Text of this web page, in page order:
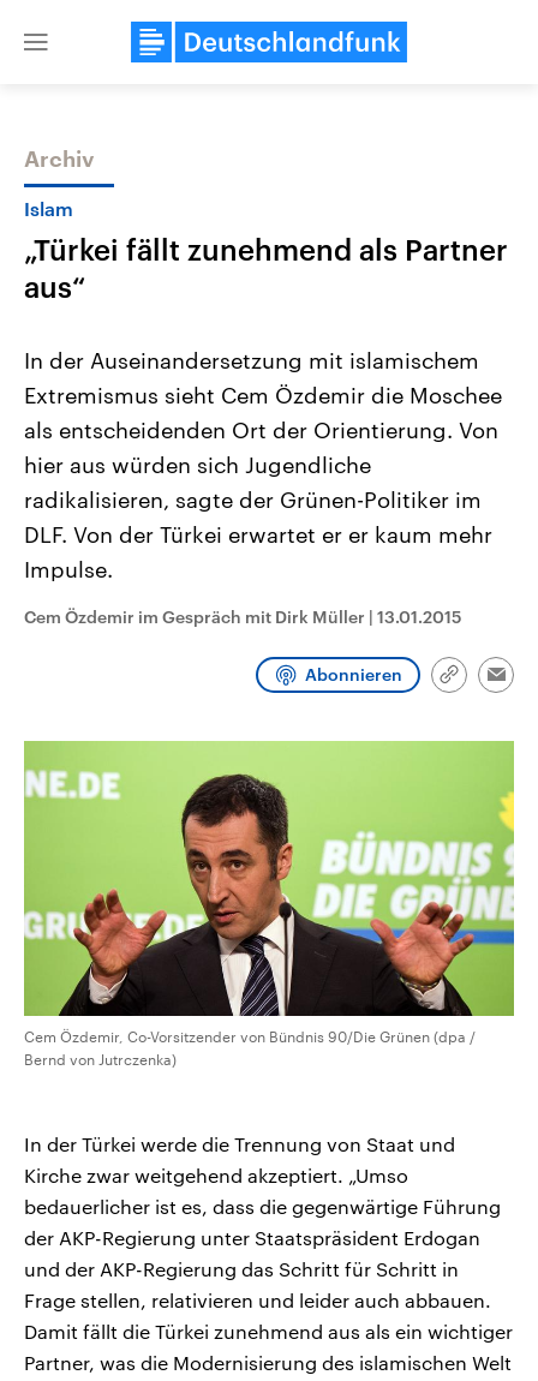
Close
Themen
Landtagswahl Sachsen-Anhalt
2026
Alle Informationen
Sachsen-Anhalt wählt am 6.
September 2026 einen neuen
Landtag. Seit 2021 wird das
Bundesland von einer Koalition aus
Umfragen, Prognosen,
und Hintergründe zu den Parteien
und Kandidaten der anstehenden
USA
Aktuelle Beiträge,
Hintergründe
Wirtschaftlich und
gehören die Vereinigten
den mächtigsten Ländern
mit großem Einfluss auf
Sendungen Programm Podcasts
Archiv
Islam
„Türkei fällt zunehmend als Partner
aus“
In der Auseinandersetzung mit islamischem
Extremismus sieht Cem Özdemir die Moschee
als entscheidenden Ort der Orientierung. Von
hier aus würden sich Jugendliche
radikalisieren, sagte der Grünen-Politiker im
DLF. Von der Türkei erwartet er er kaum mehr
Impulse.
Cem Özdemir im Gespräch mit Dirk Müller | 13.01.2015
Abonnieren
Link
Cem Özdemir, Co-Vorsitzender von Bündnis 90/Die Grünen (dpa /
Bernd von Jutrczenka)
In der Türkei werde die Trennung von Staat und
Kirche zwar weitgehend akzeptiert. „Umso
bedauerlicher ist es, dass die gegenwärtige Führung
der AKP-Regierung unter Staatspräsident Erdogan
und der AKP-Regierung das Schritt für Schritt in
Frage stellen, relativieren und leider auch abbauen.
Damit fällt die Türkei zunehmend aus als ein wichtiger
Partner, was die Modernisierung des islamischen Welt